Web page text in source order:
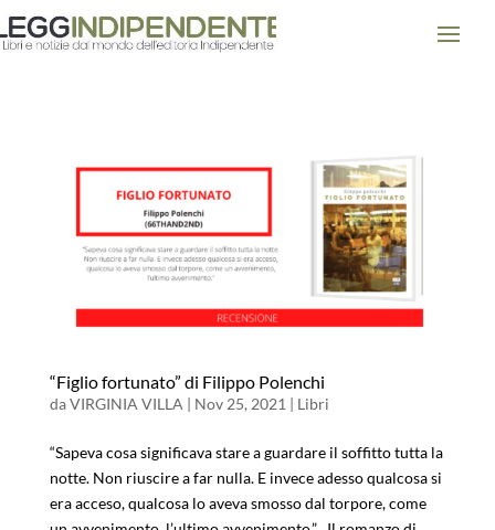
“Figlio fortunato” di Filippo Polenchi
daVIRGINIA VILLA | Nov 25, 2021 | Libri
“Sapeva cosa significava stare a guardare il soffitto tutta la
notte. Non riuscire a far nulla. E invece adesso qualcosa si
era acceso, qualcosa lo aveva smosso dal torpore, come